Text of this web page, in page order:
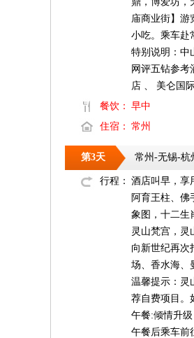
庙商业街】游
小吃。乘车赴
特别说明：中
网评五钻参考
店 、 美仑国
餐饮： 早中
住宿： 常州
第3天 常州-无锡-杭
行程： 酒店叫早，享
阿育王柱、
象图，十二生
灵山梵宫，灵
向新世纪再次
场、香水海、
温馨提示：灵
荐自费项目。
午餐:倾情升
午餐后乘车前